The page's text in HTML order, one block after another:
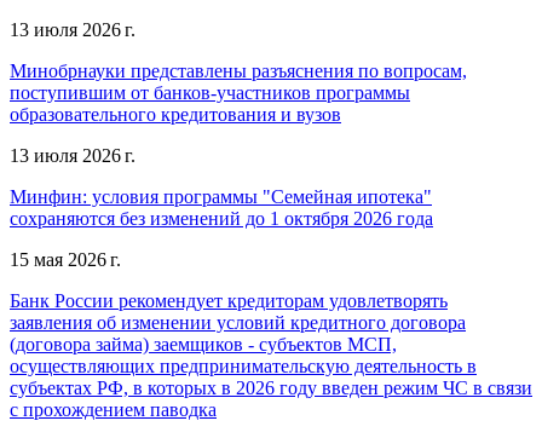
13 июля 2026 г.
Минобрнауки представлены разъяснения по вопросам,
поступившим от банков-участников программы
образовательного кредитования и вузов
13 июля 2026 г.
Минфин: условия программы "Семейная ипотека"
сохраняются без изменений до 1 октября 2026 года
15 мая 2026 г.
Банк России рекомендует кредиторам удовлетворять
заявления об изменении условий кредитного договора
(договора займа) заемщиков - субъектов МСП,
осуществляющих предпринимательскую деятельность в
субъектах РФ, в которых в 2026 году введен режим ЧС в связи
с прохождением паводка